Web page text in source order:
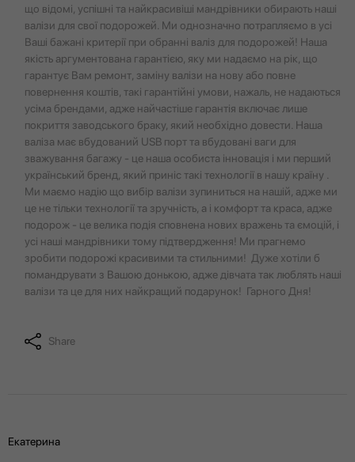
що відомі, успішні та найкрасивіші мандрівники обирають наші
валізи для свої подорожей. Ми однозначно потрапляємо в усі
Ваші бажані критерії при обранні валіз для подорожей! Наша
якість аргументована гарантією, яку ми надаємо на рік, що
гарантує Вам ремонт, заміну валізи на нову або повне
повернення коштів, такі гарантійні умови, нажаль, не надаються
усіма брендами, адже найчастіше гарантія включає лише
покриття заводського браку, який необхідно довести. Наша
валіза має вбудований USB порт та вбудовані ваги для
зважування багажу - це наша особиста інновація і ми перший
український бренд, який приніс такі технології в нашу країну .
Ми маємо надію що вибір валізи зупиниться на нашій, адже ми
це не тільки технології та зручність, а і комфорт та краса, адже
подорож - це велика подія сповнена нових вражень та ємоцій, і
усі наші мандрівники тому підтвердження! Ми прагнемо
зробити подорожі красивими та стильними! Дуже хотіли б
помандрувати з Вашою донькою, адже дівчата так люблять наші
валізи та це для них найкращий подарунок! Гарного Дня!
Share
Екатерина